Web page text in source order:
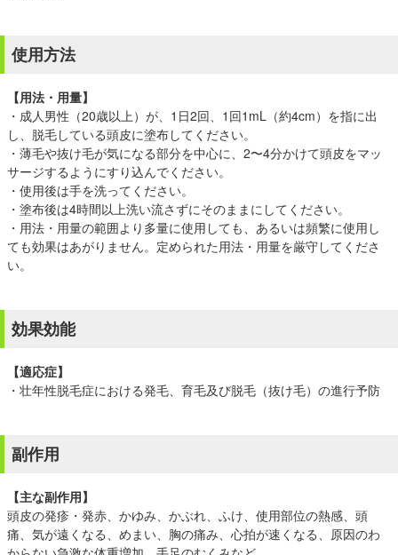
使用方法
【用法・用量】
・成人男性（20歳以上）が、1日2回、1回1mL（約4cm）を指に出
し、脱毛している頭皮に塗布してください。
・薄毛や抜け毛が気になる部分を中心に、2〜4分かけて頭皮をマッ
サージするようにすり込んでください。
・使用後は手を洗ってください。
・塗布後は4時間以上洗い流さずにそのままにしてください。
・用法・用量の範囲より多量に使用しても、あるいは頻繁に使用し
ても効果はあがりません。定められた用法・用量を厳守してくださ
い。
効果効能
【適応症】
・壮年性脱毛症における発毛、育毛及び脱毛（抜け毛）の進行予防
副作用
【主な副作用】
頭皮の発疹・発赤、かゆみ、かぶれ、ふけ、使用部位の熱感、頭
痛、気が遠くなる、めまい、胸の痛み、心拍が速くなる、原因のわ